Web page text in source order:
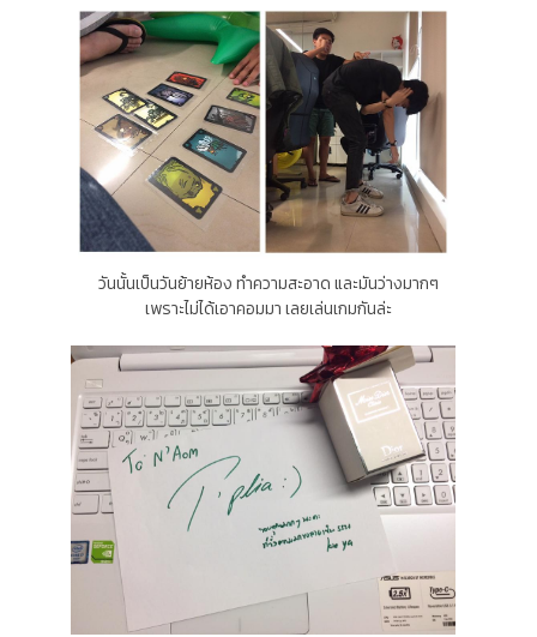
วันนั้นเป็นวันย้ายห้อง ทำความสะอาด และมันว่างมากๆ
เพราะไม่ได้เอาคอมมา เลยเล่นเกมกันล่ะ